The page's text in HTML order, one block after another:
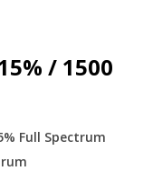
/ 1500
Full Spectrum